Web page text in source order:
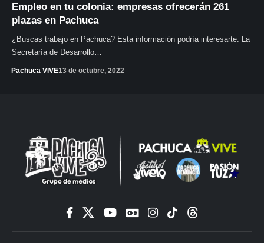
Empleo en tu colonia: empresas ofrecerán 261
plazas en Pachuca
¿Buscas trabajo en Pachuca? Esta información podría interesarte. La
Secretaría de Desarrollo…
Pachuca VIVE13 de octubre, 2022